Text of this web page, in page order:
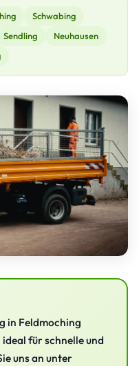
Schwabing
Sendling
Neuhausen
in Feldmoching
für schnelle und
uns an unter